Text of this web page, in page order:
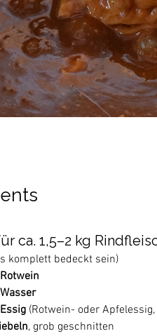
ca. 1,5–2 kg
komplett bedeckt sein)
(Rotwein- oder
, grob geschnitten